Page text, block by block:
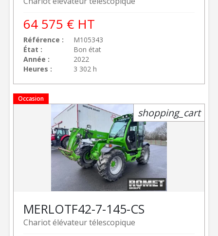
Référence
M105343
État
Bon état
Année
2022
Heures
3 302 h
64 575 € HT
Occasion
Chariot élévateur télescopique
MERLOTF42-7-145-CS
shopping_cart